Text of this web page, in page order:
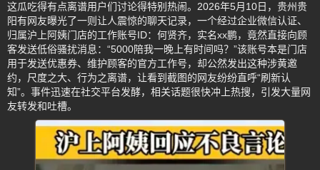
这瓜吃得有点离谱用户们讨论得特别热闹。2026年5月10日，贵州贵
阳有网友曝光了一则让人震惊的聊天记录，一个经过企业微信认证、
归属沪上阿姨门店的工作账号ID：何贤齐，实名xx鹏，竟然直接向顾
客发送低俗骚扰消息：“5000陪我一晚上有时间吗？”该账号本是门店
用于发送优惠券、维护顾客的官方工作号，却公然发出这种涉黄邀
约，尺度之大、行为之离谱，让看到截图的网友纷纷直呼“刷新认
知”。事件迅速在社交平台发酵，相关话题很快冲上热搜，引发大量网
友转发和吐槽。